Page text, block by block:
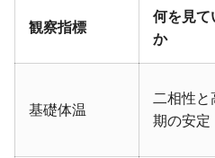
観察指標
何を見て
か
基礎体温
二相性と
期の安定